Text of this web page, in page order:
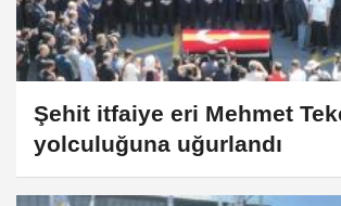
Şehit itfaiye eri Mehmet
yolculuğuna uğurlandı